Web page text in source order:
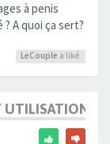
à penis
A quoi ça sert?
LeCouple a liké
UTILISATION,